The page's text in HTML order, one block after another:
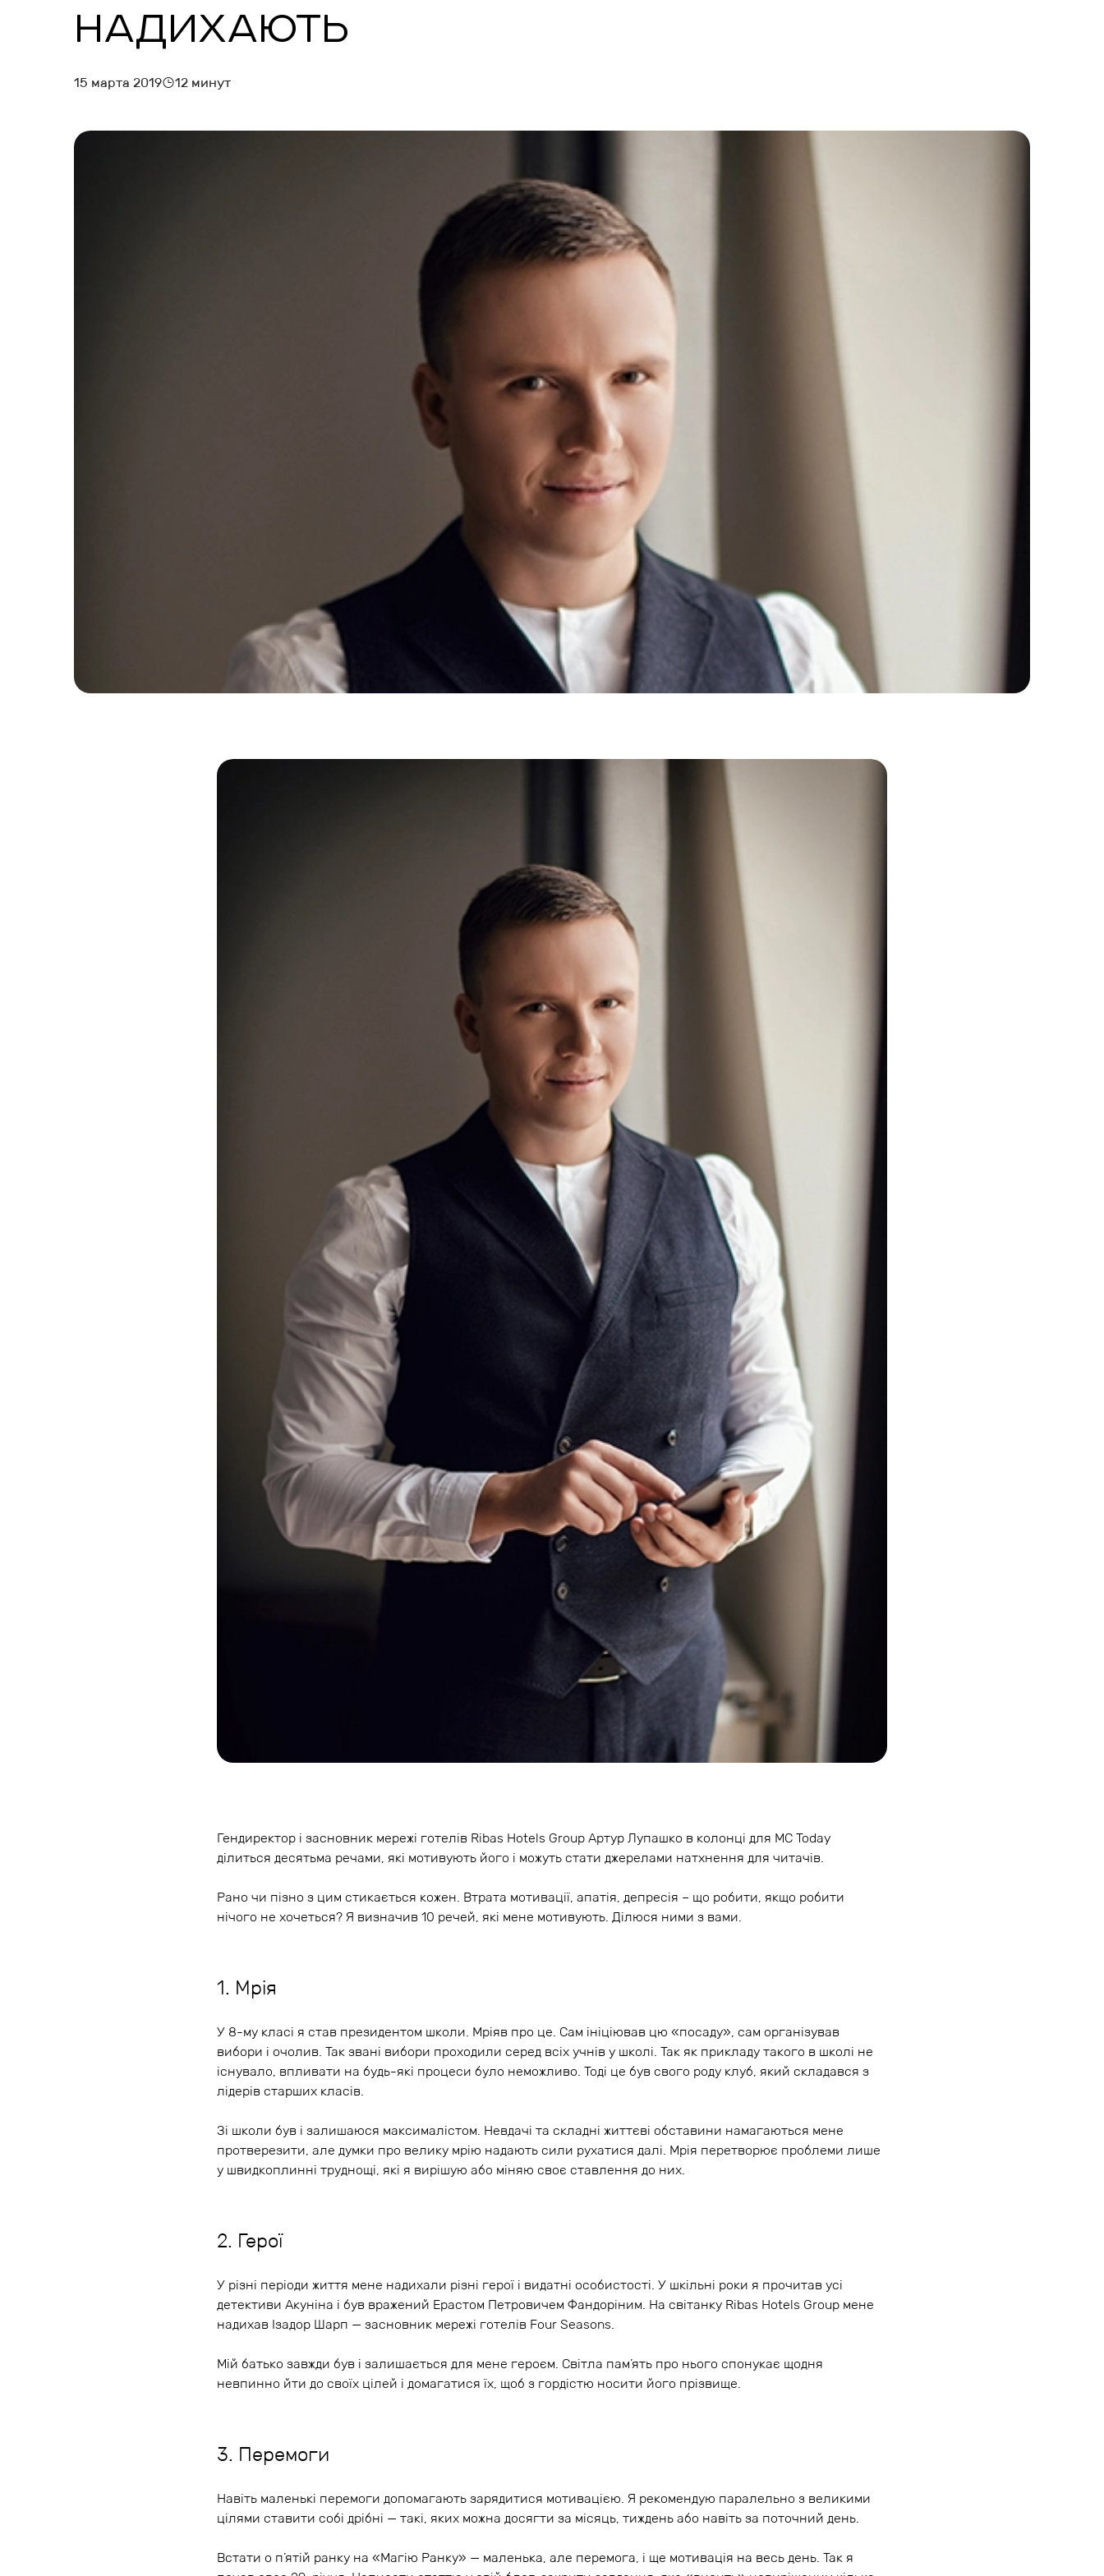
МАРКЕТИНГ И БРОНИРОВАНИЕ
ЗАПУСК ОТЕЛЯ
УПРАВЛЕНИЕ ОТЕЛЕМ
НАДИХАЮТЬ
15 марта 2019 12 минут
Гендиректор і засновник мережі готелів Ribas Hotels Group Артур Лупашко в колонці для MC Today
ділиться десятьма речами, які мотивують його і можуть стати джерелами натхнення для читачів.
Рано чи пізно з цим стикається кожен. Втрата мотивації, апатія, депресія – що робити, якщо робити
нічого не хочеться? Я визначив 10 речей, які мене мотивують. Ділюся ними з вами.
1. Мрія
У 8-му класі я став президентом школи. Мріяв про це. Сам ініціював цю «посаду», сам організував
вибори і очолив. Так звані вибори проходили серед всіх учнів у школі. Так як прикладу такого в школі не
існувало, впливати на будь-які процеси було неможливо. Тоді це був свого роду клуб, який складався з
лідерів старших класів.
Зі школи був і залишаюся максималістом. Невдачі та складні життєві обставини намагаються мене
протверезити, але думки про велику мрію надають сили рухатися далі. Мрія перетворює проблеми лише
у швидкоплинні труднощі, які я вирішую або міняю своє ставлення до них.
2. Герої
У різні періоди життя мене надихали різні герої і видатні особистості. У шкільні роки я прочитав усі
детективи Акуніна і був вражений Ерастом Петровичем Фандоріним. На світанку Ribas Ноtеls Group мене
надихав Ізадор Шарп — засновник мережі готелів Four Seasons.
Мій батько завжди був і залишається для мене героєм. Світла пам’ять про нього спонукає щодня
невпинно йти до своїх цілей і домагатися їх, щоб з гордістю носити його прізвище.
3. Перемоги
Навіть маленькі перемоги допомагають зарядитися мотивацією. Я рекомендую паралельно з великими
цілями ставити собі дрібні — такі, яких можна досягти за місяць, тиждень або навіть за поточний день.
Встати о п’ятій ранку на «Магію Ранку» — маленька, але перемога, і ще мотивація на весь день. Так я